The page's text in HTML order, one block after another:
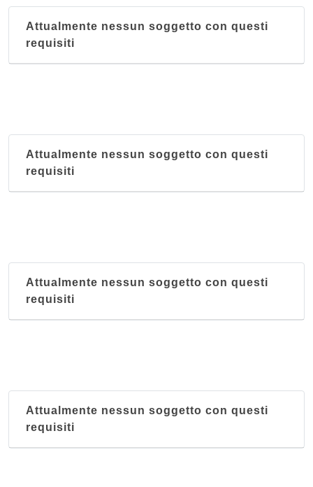
Attualmente nessun soggetto con questi
requisiti
Attualmente nessun soggetto con questi
requisiti
Attualmente nessun soggetto con questi
requisiti
Attualmente nessun soggetto con questi
requisiti